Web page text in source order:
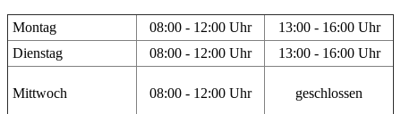
Montag 08:00 - 12:00 Uhr
13:00 - 16:00 Uhr
Dienstag
08:00 - 12:00 Uhr 13:00 - 16:00 Uhr
Mittwoch 08:00 - 12:00 Uhr geschlossen